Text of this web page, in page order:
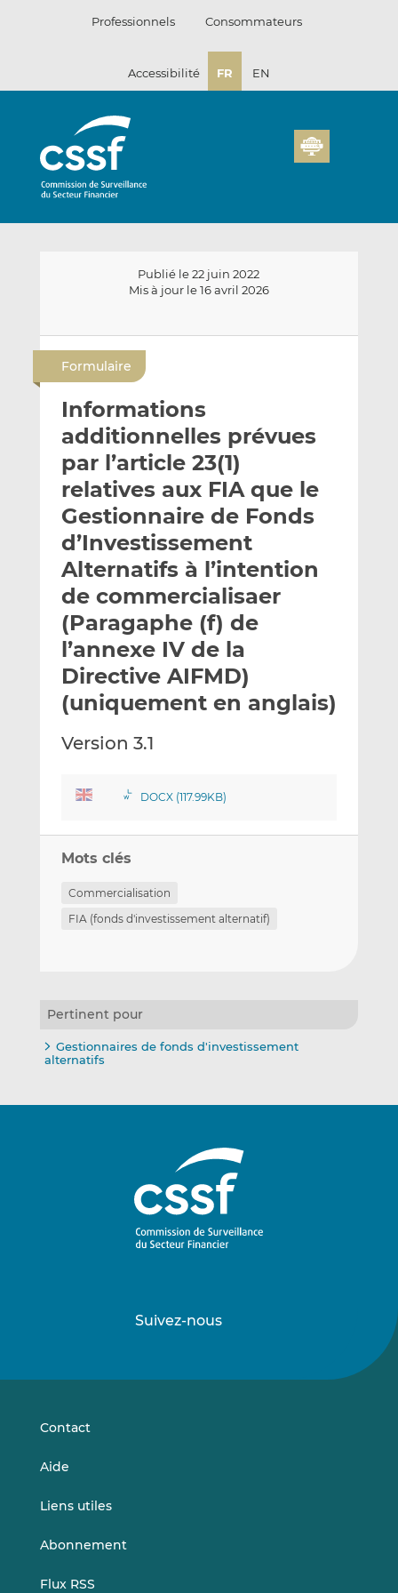
Professionnels Consommateurs
Accessibilité FR EN
Publié le 22 juin 2022
Mis à jour le 16 avril 2026
y
e
r
p
a
r
m
a
i
a
g
e
r
s
u
L
i
n
k
e
d
I
n
a
g
e
r
s
u
F
c
e
b
o
o
k
Formulaire
Informations
additionnelles prévues
par l’article 23(1)
relatives aux FIA que le
Gestionnaire de Fonds
d’Investissement
Alternatifs à l’intention
de commercialisaer
(Paragaphe (f) de
l’annexe IV de la
Directive AIFMD)
(uniquement en anglais)
Version 3.1
DOCX (117.99KB)
Mots clés
Commercialisation
FIA (fonds d'investissement alternatif)
Pertinent pour
Gestionnaires de fonds d'investissement
alternatifs
Suivez-nous
sursur
Contact
Aide
Liens utiles
Abonnement
Flux RSS